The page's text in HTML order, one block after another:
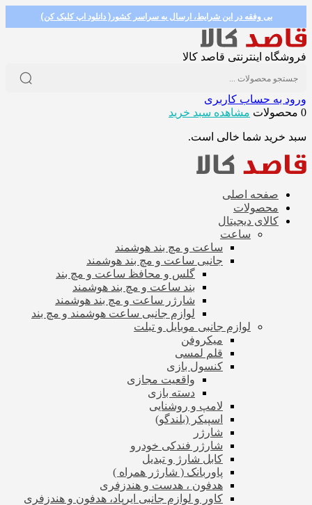
بی وفقه در این شرایط، ارسال به سراسر کشور( دانلود اپ کلیک کن)
فروشگاه اینترنتی قاصد کالا
ورود به حساب کاربری
0 محصولات
مشاهده سبد خرید
سبد خرید شما خالی است.
صفحه اصلی
محصولات
کالای دیجیتال
ساعت
ساعت و مچ بند هوشمند
جانبی ساعت و مچ بند هوشمند
گلس و محافظ ساعت و مچ بند
بند ساعت و مچ بند هوشمند
شارژر ساعت و مچ بند هوشمند
لوازم جانبی ساعت هوشمند و مچ بند
لوازم جانبی موبایل و تبلت
میکروفن
قلم لمسی
کنسول بازی
واقعیت مجازی
دسته بازی
لامپ و روشنایی
اسپیکر (بلندگو)
شارژر
شارژر فندکی خودرو
کابل شارژ و تبدیل
پاوربانک ( شارژر همراه )
هدفون ، هدست و هندزفری
کاور و لوازم جانبی ایرپاد، هدفون و هندزفری